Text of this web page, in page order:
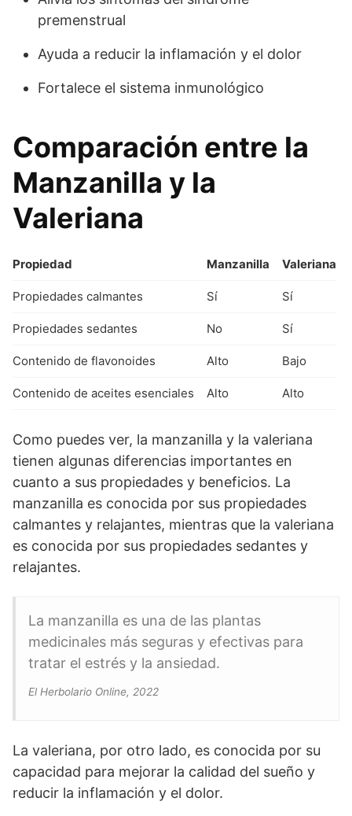
premenstrual
Ayuda a reducir la inflamación y el dolor
Fortalece el sistema inmunológico
Comparación entre la
Manzanilla y la
Valeriana
Propiedad Manzanilla Valeriana
Propiedades calmantes Sí Sí
Propiedades sedantes No Sí
Contenido de flavonoides Alto Bajo
Contenido de aceites esenciales Alto Alto
Como puedes ver, la manzanilla y la valeriana
tienen algunas diferencias importantes en
cuanto a sus propiedades y beneficios. La
manzanilla es conocida por sus propiedades
calmantes y relajantes, mientras que la valeriana
es conocida por sus propiedades sedantes y
relajantes.
La manzanilla es una de las plantas
medicinales más seguras y efectivas para
tratar el estrés y la ansiedad.
El Herbolario Online, 2022
La valeriana, por otro lado, es conocida por su
capacidad para mejorar la calidad del sueño y
reducir la inflamación y el dolor.